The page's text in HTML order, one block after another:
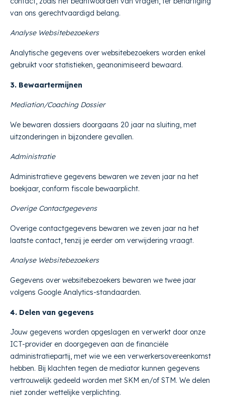
van ons gerechtvaardigd belang.
Analyse Websitebezoekers
Analytische gegevens over websitebezoekers worden enkel
gebruikt voor statistieken, geanonimiseerd bewaard.
3. Bewaartermijnen
Mediation/Coaching Dossier
We bewaren dossiers doorgaans 20 jaar na sluiting, met
uitzonderingen in bijzondere gevallen.
Administratie
Administratieve gegevens bewaren we zeven jaar na het
boekjaar, conform fiscale bewaarplicht.
Overige Contactgegevens
Overige contactgegevens bewaren we zeven jaar na het
laatste contact, tenzij je eerder om verwijdering vraagt.
Analyse Websitebezoekers
Gegevens over websitebezoekers bewaren we twee jaar
volgens Google Analytics-standaarden.
4. Delen van gegevens
Jouw gegevens worden opgeslagen en verwerkt door onze
ICT-provider en doorgegeven aan de financiële
administratiepartij, met wie we een verwerkersovereenkomst
hebben. Bij klachten tegen de mediator kunnen gegevens
vertrouwelijk gedeeld worden met SKM en/of STM. We delen
niet zonder wettelijke verplichting.